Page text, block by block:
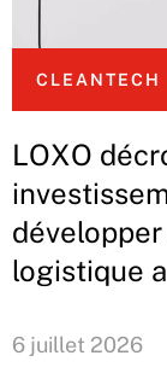
CLEANTECH
LOXO
logistique
6 juillet 2026